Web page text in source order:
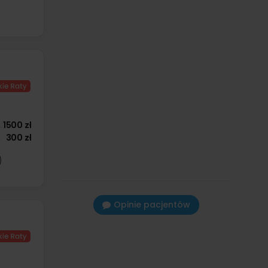
1500 zł
300 zł
Opinie pacjentów